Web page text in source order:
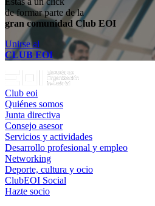
de formar parte de la
gran comunidad Club EOI
Unirse al
CLUB EOI
Club eoi
Quiénes somos
Junta directiva
Consejo asesor
Servicios y actividades
Desarrollo profesional y empleo
Networking
Deporte, cultura y ocio
ClubEOI Social
Hazte socio